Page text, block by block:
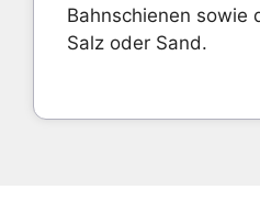
Bahnschienen sowie
Salz oder Sand.